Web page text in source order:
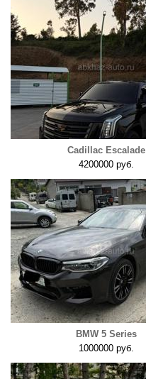
Cadillac Escalade
4200000 руб.
BMW 5 Series
1000000 руб.